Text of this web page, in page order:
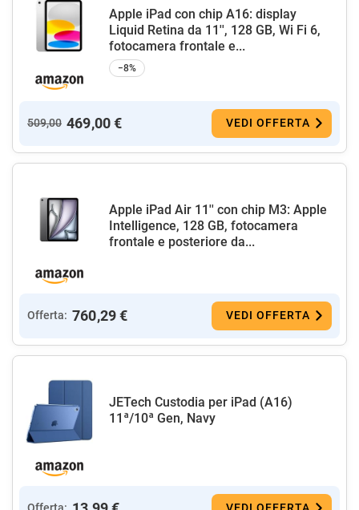
Apple iPad con chip A16: display
Liquid Retina da 11'', 128 GB, Wi Fi 6,
fotocamera frontale e...
−8%
509,00 469,00 € VEDI OFFERTA
Apple iPad Air 11'' con chip M3: Apple
Intelligence, 128 GB, fotocamera
frontale e posteriore da...
Offerta: 760,29 € VEDI OFFERTA
JETech Custodia per iPad (A16)
11ª/10ª Gen, Navy